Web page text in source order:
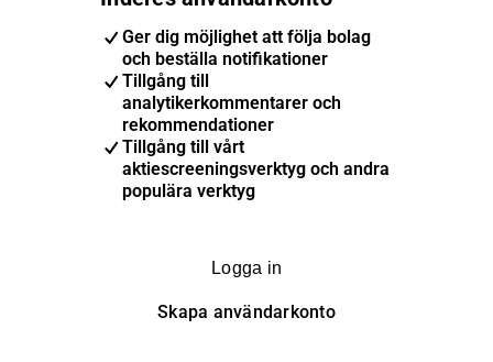
Ger dig möjlighet att följa bolag
och beställa notifikationer
Tillgång till
analytikerkommentarer och
rekommendationer
Tillgång till vårt
aktiescreeningsverktyg och andra
populära verktyg
Logga in
Skapa användarkonto